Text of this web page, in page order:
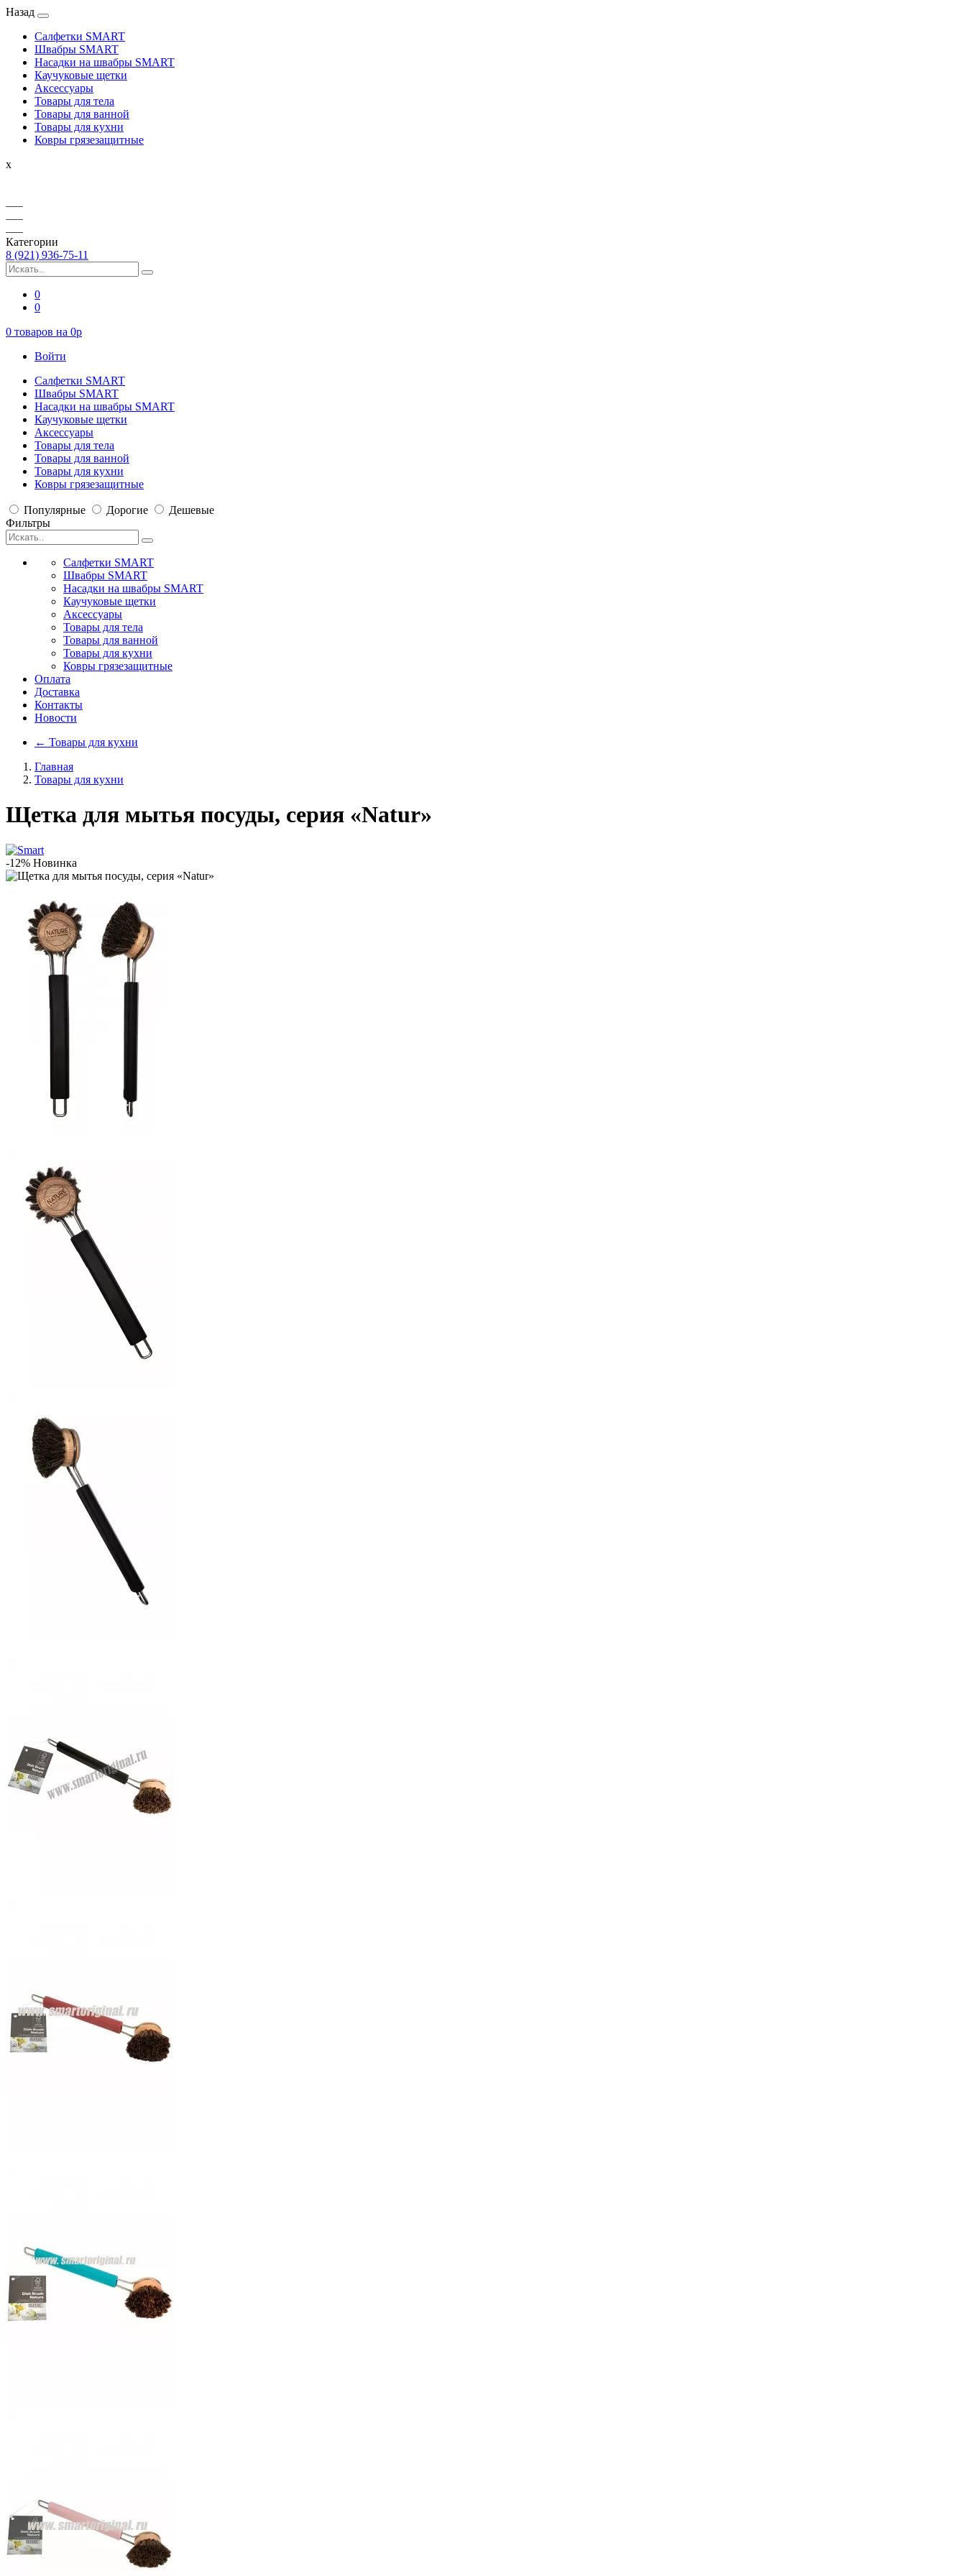
Назад
Салфетки SMART
Швабры SMART
Насадки на швабры SMART
Каучуковые щетки
Аксессуары
Товары для тела
Товары для ванной
Товары для кухни
Ковры грязезащитные
x
Категории
8 (921) 936-75-11
0
0
0 товаров на 0p
Войти
Салфетки SMART
Швабры SMART
Насадки на швабры SMART
Каучуковые щетки
Аксессуары
Товары для тела
Товары для ванной
Товары для кухни
Ковры грязезащитные
Популярные Дорогие
Дешевые
Фильтры
Салфетки SMART
Швабры SMART
Насадки на швабры SMART
Каучуковые щетки
Аксессуары
Товары для тела
Товары для ванной
Товары для кухни
Ковры грязезащитные
Оплата
Доставка
Контакты
Новости
← Товары для кухни
Главная
Товары для кухни
Щетка для мытья посуды, серия «Natur»
-12% Новинка